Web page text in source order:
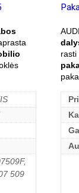
509
rasti